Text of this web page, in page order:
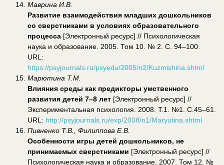
Маврина И.В.
Развитие взаимодействия младших дошкольников
со сверстниками в условиях образовательного
процесса [Электронный ресурс] // Психологическая
наука и образование. 2005. Том 10. № 2. С. 94–100.
URL:
https://psyjournals.ru/psyedu/2005/n2/Kuzmishina.shtml
Марютина Т.М.
Влияния среды как предикторы умственного
развития детей 7–8 лет [Электронный ресурс] //
Экспериментальная психология. 2008. Т.1. №1. С.45–61.
URL: http://psyjournals.ru/exp/2008/n1/Maryutina.shtml
Пивненко Т.В., Филиппова Е.В.
Особенности игры детей дошкольников, не
принимаемых сверстниками [Электронный ресурс] //
Психологическая наука и образование. 2007. Том 12. №